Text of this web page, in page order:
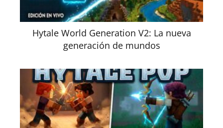
Hytale World Generation V2: La nueva
generación de mundos